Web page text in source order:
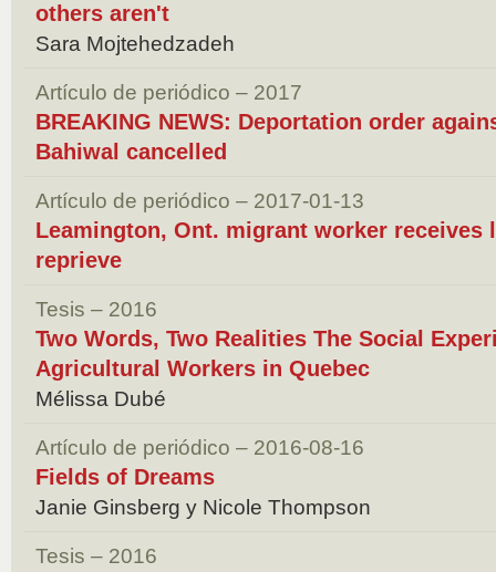
others aren't
Sara Mojtehedzadeh
Artículo de periódico – 2017
BREAKING NEWS: Deportation order
Bahiwal cancelled
Artículo de periódico – 2017-01-13
Leamington, Ont. migrant worker receives
reprieve
Tesis – 2016
Two Words, Two Realities The Social
Agricultural Workers in Quebec
Mélissa Dubé
Artículo de periódico – 2016-08-16
Fields of Dreams
Janie Ginsberg y Nicole Thompson
Tesis – 2016